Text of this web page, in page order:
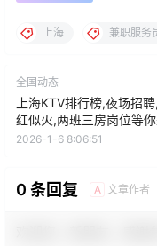
上海 兼职服务
全国动态
上海KTV排行榜,夜场招
红似火,两班三房岗位等
2026-1-6 8:06:51
0 条回复 A 文章作者